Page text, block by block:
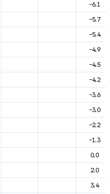
-6.1
-5.7
-5.4
-4.9
-4.5
-4.2
-3.6
-3.0
-2.2
-1.3
0.0
2.0
3.4